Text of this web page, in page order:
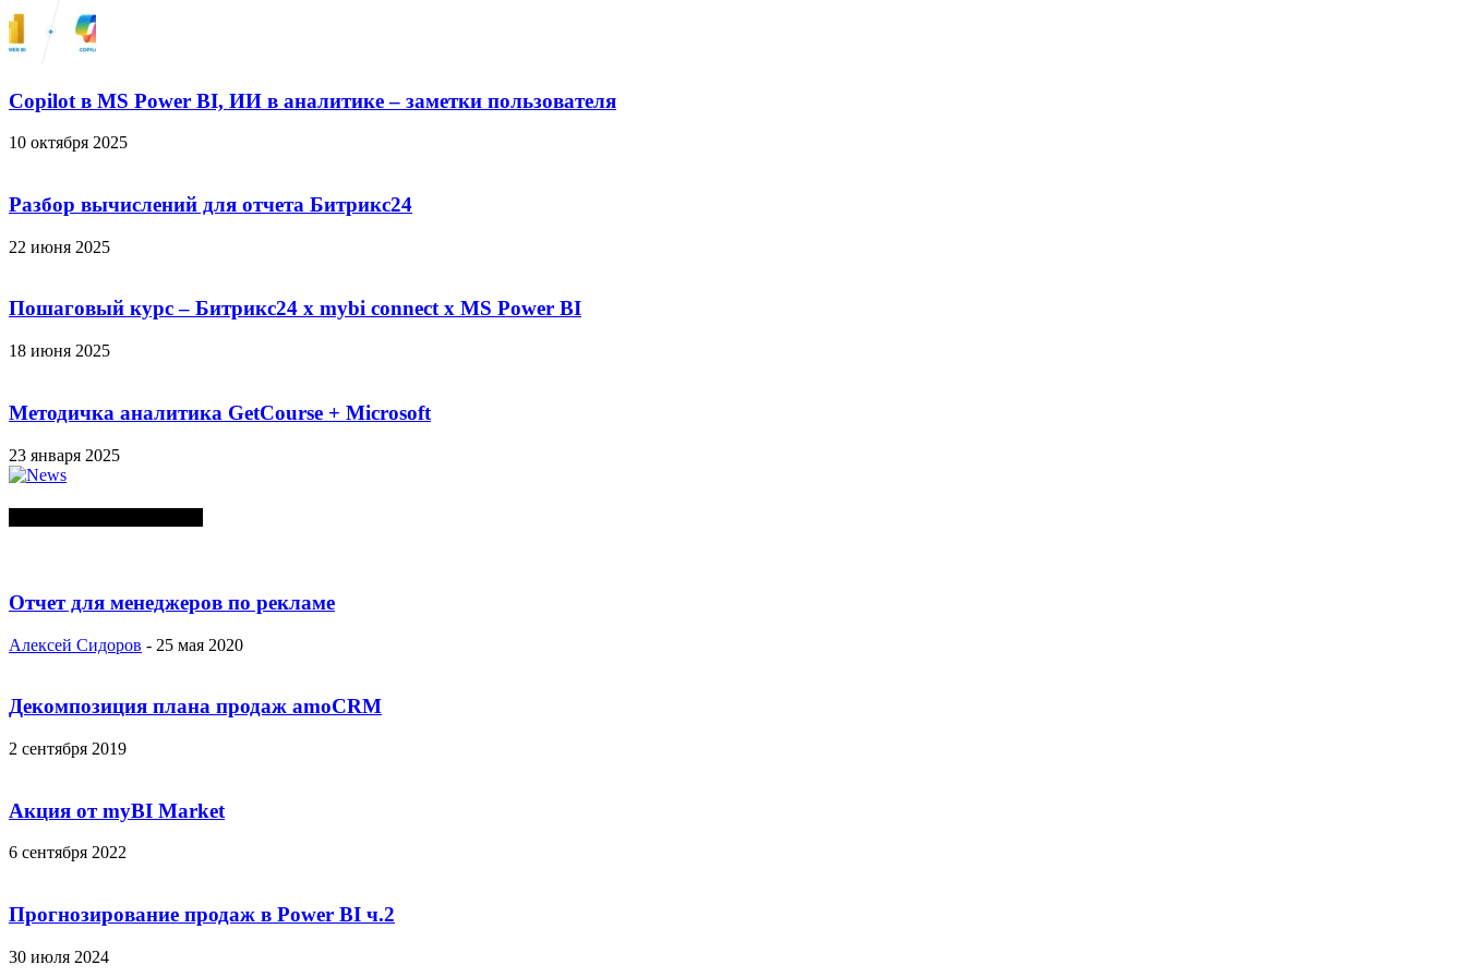
Copilot в MS Power BI, ИИ в аналитике – заметки пользователя
10 октября 2025
Разбор вычислений для отчета Битрикс24
22 июня 2025
Пошаговый курс – Битрикс24 х mybi connect х MS Power BI
18 июня 2025
Методичка аналитика GetCourse + Microsoft
23 января 2025
Отчет для менеджеров по рекламе
Алексей Сидоров - 25 мая 2020
Декомпозиция плана продаж amoCRM
2 сентября 2019
Акция от myBI Market
6 сентября 2022
Прогнозирование продаж в Power BI ч.2
30 июля 2024